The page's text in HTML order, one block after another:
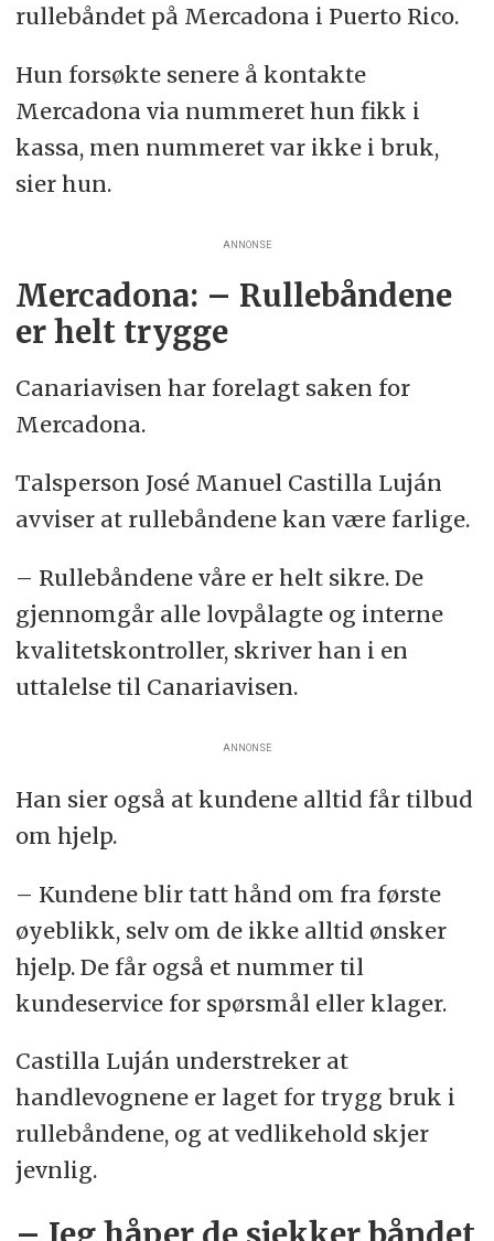
rullebåndet på Mercadona i Puerto Rico.
Hun forsøkte senere å kontakte
Mercadona via nummeret hun fikk i
kassa, men nummeret var ikke i bruk,
sier hun.
ANNONSE
Mercadona: – Rullebåndene
er helt trygge
Canariavisen har forelagt saken for
Mercadona.
Talsperson José Manuel Castilla Luján
avviser at rullebåndene kan være farlige.
– Rullebåndene våre er helt sikre. De
gjennomgår alle lovpålagte og interne
kvalitetskontroller, skriver han i en
uttalelse til Canariavisen.
ANNONSE
Han sier også at kundene alltid får tilbud
om hjelp.
– Kundene blir tatt hånd om fra første
øyeblikk, selv om de ikke alltid ønsker
hjelp. De får også et nummer til
kundeservice for spørsmål eller klager.
Castilla Luján understreker at
handlevognene er laget for trygg bruk i
rullebåndene, og at vedlikehold skjer
jevnlig.